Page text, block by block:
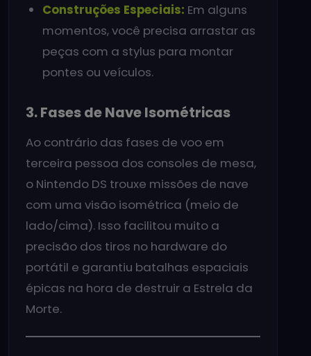
Construções Especiais: Em alguns
momentos, você precisa arrastar as
peças com a stylus para montar
pontes ou veículos.
3. Fases de Nave Isométricas
Ao contrário das fases de voo em
terceira pessoa dos consoles de mesa,
o Nintendo DS trouxe missões de nave
com uma visão isométrica (meio de
lado/cima). Isso facilitou muito a
precisão dos tiros no hardware do
portátil e garantiu batalhas espaciais
épicas na hora de destruir a Estrela da
Morte.